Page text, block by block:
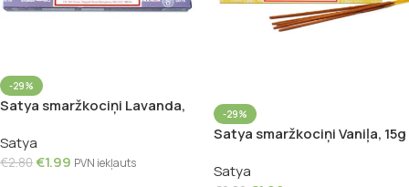
-29%
Satya smaržkociņi Lavanda,
Satya
€2.80€1.99 PVN iekļauts
-29%
Satya smaržkociņi Vaniļa, 15g
Satya